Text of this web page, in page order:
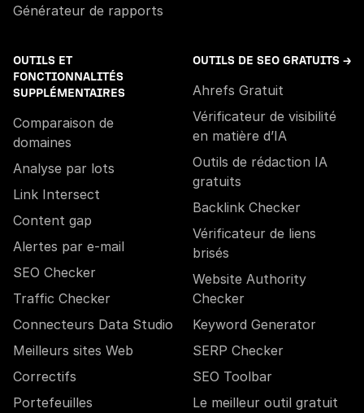
Générateur de rapports
OUTILS ET
FONCTIONNALITÉS
SUPPLÉMENTAIRES
Comparaison de
domaines
Analyse par lots
Link Intersect
Content gap
Alertes par e-mail
SEO Checker
Traffic Checker
Connecteurs Data Studio
Meilleurs sites Web
Correctifs
Portefeuilles
OUTILS DE SEO GRATUITS →
Ahrefs Gratuit
Vérificateur de visibilité
en matière d’IA
Outils de rédaction IA
gratuits
Backlink Checker
Vérificateur de liens
brisés
Website Authority
Checker
Keyword Generator
SERP Checker
SEO Toolbar
Le meilleur outil gratuit